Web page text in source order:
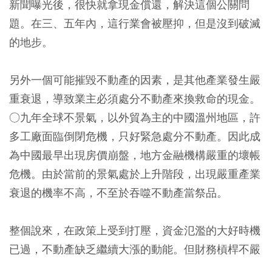
新聞曝光後，很快就拿現金償還，解決這個公關問
題。在三、五年內，這行業會被壓抑，但是沒到破滅
的地步。
另外一個可能摧毀不動產的因素，是其他產業發生嚴
重衰退，導致業主必須處分不動產來換救命的現金。
○九年全球不景氣，以外貿為主的中國溫州地區，許
多工廠面臨倒閉危機，只好緊急處分不動產。因此成
為中國最早出現房價崩盤，地方金融機構嚴重的壞帳
危機。由於當前的景氣處於上升階段，出現嚴重產業
衰退的機率不高，不至於吞噬不動產當祭品。
整個說來，在政策上受到打壓，資金氾濫的大好時機
已過，不動產缺乏繼續大漲的動能。但財務槓桿不嚴